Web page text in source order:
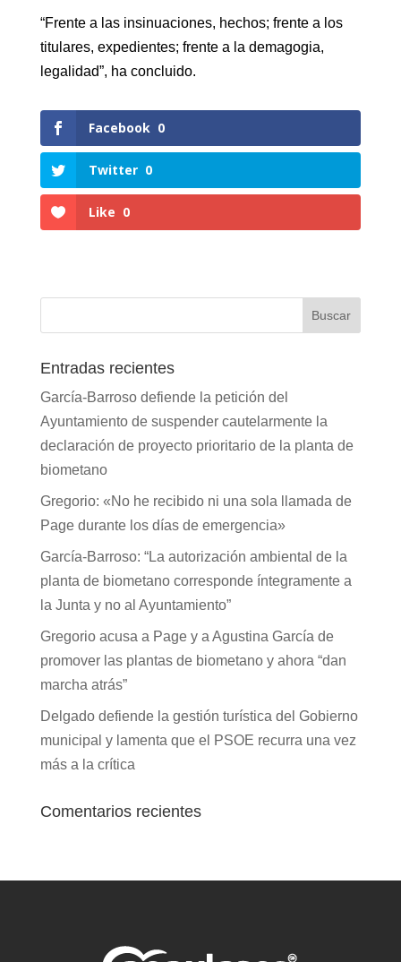
“Frente a las insinuaciones, hechos; frente a los
titulares, expedientes; frente a la demagogia,
legalidad”, ha concluido.
Facebook 0
Twitter 0
Like 0
Entradas recientes
García-Barroso defiende la petición del
Ayuntamiento de suspender cautelarmente la
declaración de proyecto prioritario de la planta de
biometano
Gregorio: «No he recibido ni una sola llamada de
Page durante los días de emergencia»
García-Barroso: “La autorización ambiental de la
planta de biometano corresponde íntegramente a
la Junta y no al Ayuntamiento”
Gregorio acusa a Page y a Agustina García de
promover las plantas de biometano y ahora “dan
marcha atrás”
Delgado defiende la gestión turística del Gobierno
municipal y lamenta que el PSOE recurra una vez
más a la crítica
Comentarios recientes